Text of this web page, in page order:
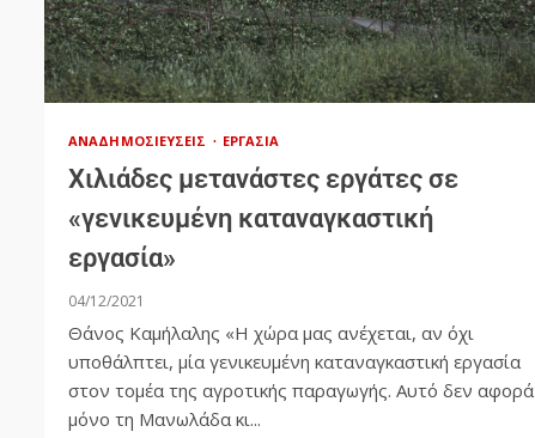
ΑΝΑΔΗΜΟΣΙΕΎΣΕΙΣ ΕΡΓΑΣΊΑ
Χιλιάδες μετανάστες εργάτες σε
«γενικευμένη καταναγκαστική
εργασία»
04/12/2021
Θάνος Καμήλαλης «Η χώρα μας ανέχεται, αν όχι
υποθάλπτει, μία γενικευμένη καταναγκαστική εργασία
στον τομέα της αγροτικής παραγωγής. Αυτό δεν αφορά
μόνο τη Μανωλάδα κι...